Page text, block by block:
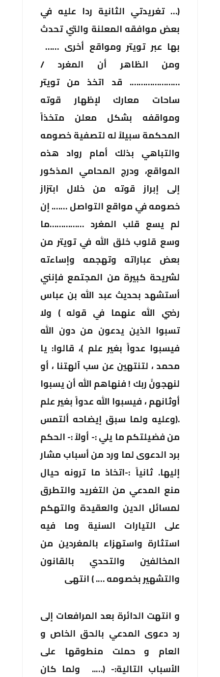
(… تغريدتي الثانية ردا عليه في
بعض موافقه المعلنة والتي تحدث
بها عبر تويتر ومواقع أخرى ……
ومن الظاهر أن المغرد /
…………………. قد اتخذ من تويتر
ساحات معارك لإظهار قوته
ومواقفه بشكل معلن متخذاً
المحكمة سبيلاً له لتصفية خصومه
والتباهي بذلك أمام رواد هذه
المواقع، ودرج المحامي المذكور
إلى إبراز قوته من خلال ابتزاز
خصومه في مواقع التواصل ……. إن
لم يسع قلب المغرد ……………ما
وسع قلوب خلق الله في تويتر من
بعض عباراته وتهجمه وإساءته
لشريحة كبيرة من المجتمع فإنني
أستشهد بحديث عبد الله بن عباس
رضي الله عنهما في قوله) ولا
تسبوا الذين يدعون من دون الله
فيسبوا عدواً بغير علم )، قالوا: يا
محمد ، لتنتهين عن سب آلهتنا ، أو
لنهجونً ربك ! فنهاهم الله أن يسبوا
أوثانهم ، فيسبوا الله عدواً بغير علم
.
(وعليه ولما سبق إيضاحه ألتمس
من فضيلتكم ما يلي :- أولاً :- الحكم
برد الدعوى لما ورد من أسباب مشار
إليها. ثانياً :-اتخاذ ما ترونه حيال
منع المدعي من التغريد والتطرق
لمسائل الدين والعقيدة والتهكم
على التيارات السنية وما فيه
استثارة واستهزاء بالمغردين من
المخالفين والتحدي بالقانون
والتشهير بخصومه …. ) انتهى
و انتهت الدائرة بعد المرافعات إلى
رد دعوى المدعي بالحق الخاص و
العام و حملت منطوقها على
الأسباب التالية:- (….. ولما كان